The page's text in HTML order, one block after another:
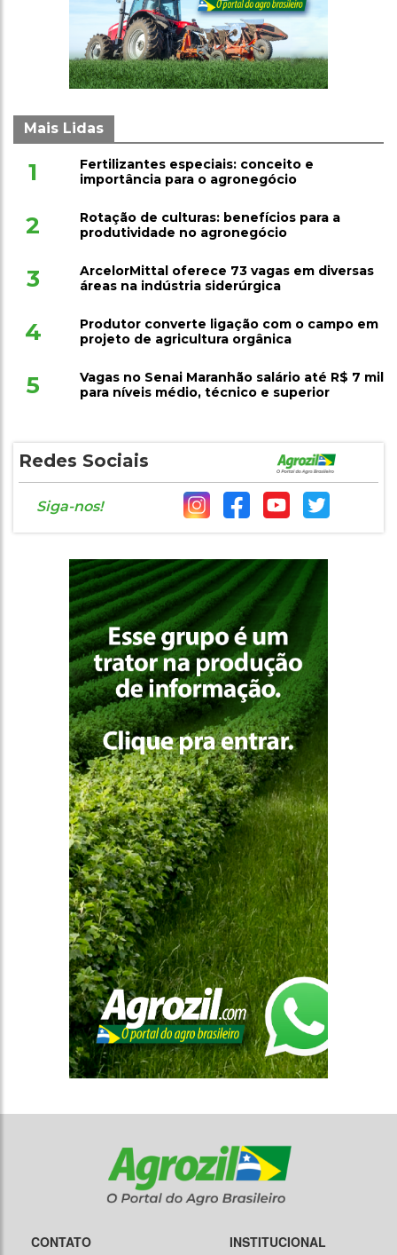
Mais Lidas
1
Fertilizantes especiais: conceito e
importância para o agronegócio
2
Rotação de culturas: benefícios para a
produtividade no agronegócio
3
ArcelorMittal oferece 73 vagas em diversas
áreas na indústria siderúrgica
4
Produtor converte ligação com o campo em
projeto de agricultura orgânica
5
Vagas no Senai Maranhão salário até R$ 7 mil
para níveis médio, técnico e superior
Redes Sociais
Siga-nos!
CONTATO INSTITUCIONAL